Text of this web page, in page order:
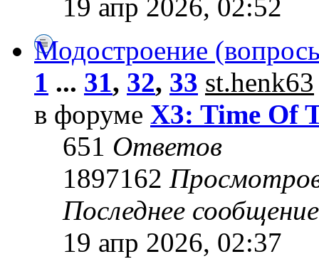
19 апр 2026, 02:52
Модостроение
1 ... 31, 32, 33 st.henk63
в форуме X3: Time Of
651 Ответов
1897162
Последнее
19 апр 2026, 02:37